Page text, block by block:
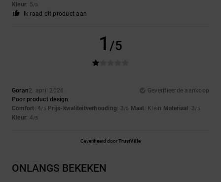
Kleur: 5/5
Ik raad dit product aan
1 /5
Goran2. april 2026
Geverifieerde aankoop
Poor product design
Comfort: 4/5 Prijs-kwaliteitverhouding: 3/5 Maat: Klein Materiaal : 3/5
Kleur: 4/5
Geverifieerd doorTrustVille
ONLANGS BEKEKEN